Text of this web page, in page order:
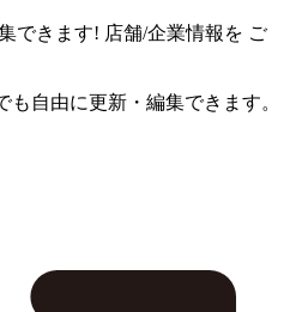
できます! 店舗/企業情報を ご
自由に更新・編集できます。